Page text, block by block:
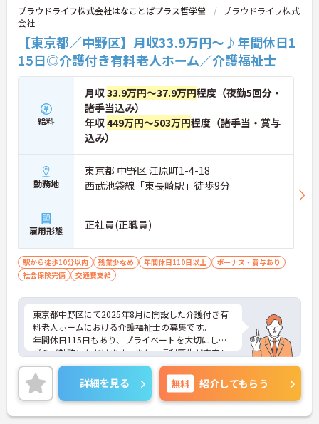
プラウドライフ株式会社はなことばプラス哲学堂
プラウドライフ株式
会社
【東京都／中野区】月収33.9万円～♪年間休日1
15日◎介護付き有料老人ホーム／介護福祉士
給料
月収33.9万円～37.9万円程度（夜勤5回分・
諸手当込み）
年収449万円～503万円程度（諸手当・賞与
込み）
勤務地
東京都 中野区 江原町1-4-18
西武池袋線「東長崎駅」徒歩9分
雇用形態 正社員(正職員)
駅から徒歩10分以内 残業少なめ 年間休日110日以上
ボーナス・賞与あり
社会保険完備
交通費支給
東京都中野区にて2025年8月に開設した介護付き有
料老人ホームにおける介護福祉士の募集です。
年間休日115日もあり、プライベートを大切にしな
がらご勤務いただけます。また、福利厚生が充実し
ています。働きやすい環境が整っており、安心して
長くご勤務いただけます。
ご興味のある方には、面接対策ポイントなど、さら
に詳細をご案内しますのでお気軽にご相談くださ
い！
詳細を見る 無料 紹介してもらう